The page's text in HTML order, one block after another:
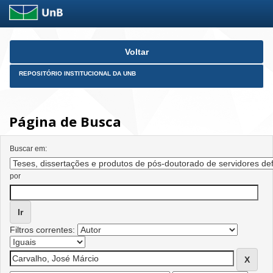
Skip
Voltar
REPOSITÓRIO INSTITUCIONAL DA UNB
Página de Busca
Buscar em:
por
Filtros correntes: